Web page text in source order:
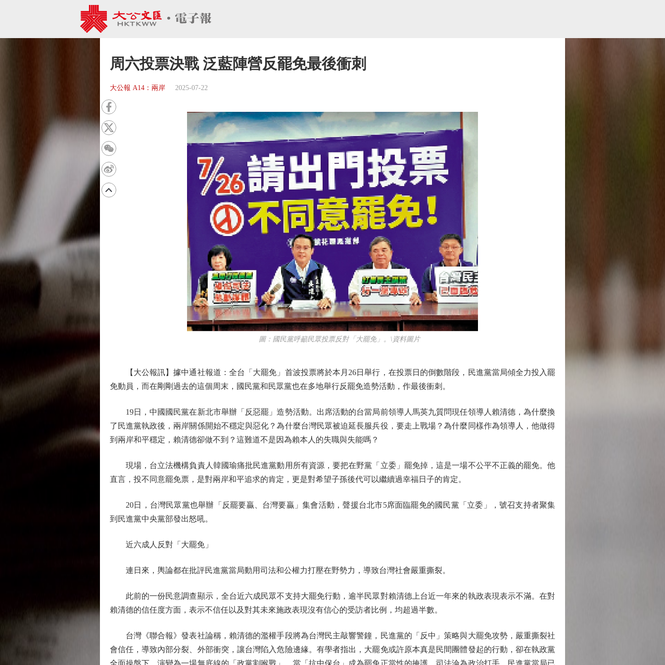
周六投票決戰 泛藍陣營反罷免最後衝刺
大公報 A14：兩岸 2025-07-22
圖：國民黨呼籲民眾投票反對「大罷免」。\資料圖片
【大公報訊】據中通社報道：全台「大罷免」首波投票將於本月26日舉行，在投票日的倒數階段，民進黨當局傾全力投入罷
免動員，而在剛剛過去的這個周末，國民黨和民眾黨也在多地舉行反罷免造勢活動，作最後衝刺。
19日，中國國民黨在新北市舉辦「反惡罷」造勢活動。出席活動的台當局前領導人馬英九質問現任領導人賴清德，為什麼換
了民進黨執政後，兩岸關係開始不穩定與惡化？為什麼台灣民眾被迫延長服兵役，要走上戰場？為什麼同樣作為領導人，他做得
到兩岸和平穩定，賴清德卻做不到？這難道不是因為賴本人的失職與失能嗎？
現場，台立法機構負責人韓國瑜痛批民進黨動用所有資源，要把在野黨「立委」罷免掉，這是一場不公平不正義的罷免。他
直言，投不同意罷免票，是對兩岸和平追求的肯定，更是對希望子孫後代可以繼續過幸福日子的肯定。
20日，台灣民眾黨也舉辦「反罷要贏、台灣要贏」集會活動，聲援台北市5席面臨罷免的國民黨「立委」，號召支持者聚集
到民進黨中央黨部發出怒吼。
近六成人反對「大罷免」
連日來，輿論都在批評民進黨當局動用司法和公權力打壓在野勢力，導致台灣社會嚴重撕裂。
此前的一份民意調查顯示，全台近六成民眾不支持大罷免行動，逾半民眾對賴清德上台近一年來的執政表現表示不滿。在對
賴清德的信任度方面，表示不信任以及對其未來施政表現沒有信心的受訪者比例，均超過半數。
台灣《聯合報》發表社論稱，賴清德的濫權手段將為台灣民主敲響警鐘，民進黨的「反中」策略與大罷免攻勢，嚴重撕裂社
會信任，導致內部分裂、外部衝突，讓台灣陷入危險邊緣。有學者指出，大罷免或許原本真是民間團體發起的行動，卻在執政黨